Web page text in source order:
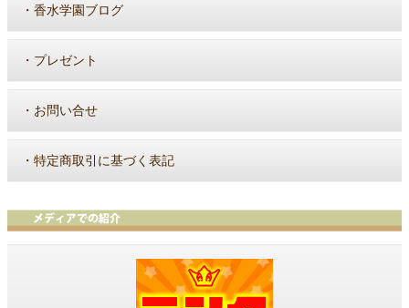
・ 香水学園ブログ
・ プレゼント
・ お問い合せ
・ 特定商取引に基づく表記